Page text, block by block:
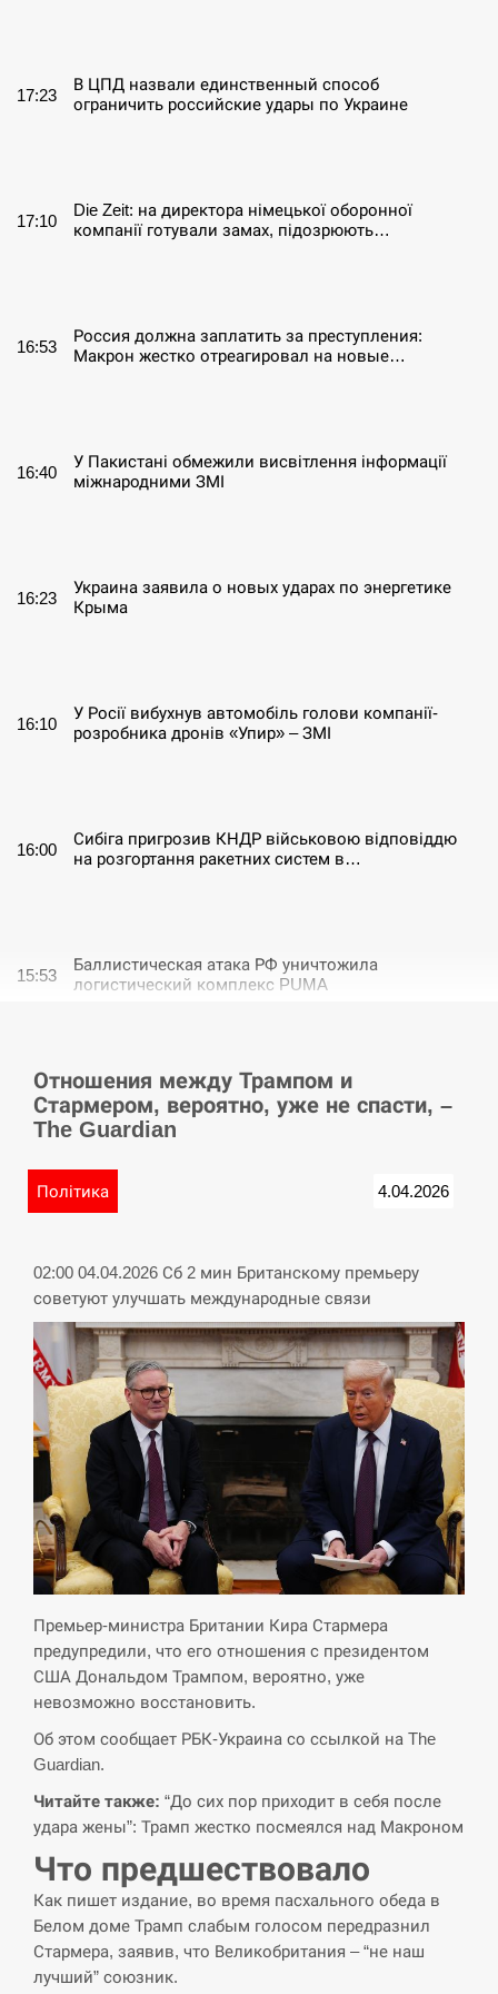
17:23
В ЦПД назвали единственный способ
ограничить российские удары по Украине
17:10
Die Zeit: на директора німецької оборонної
компанії готували замах, підозрюють…
16:53
Россия должна заплатить за преступления:
Макрон жестко отреагировал на новые…
16:40
У Пакистані обмежили висвітлення інформації
міжнародними ЗМІ
16:23
Украина заявила о новых ударах по энергетике
Крыма
16:10
У Росії вибухнув автомобіль голови компанії-
розробника дронів «Упир» – ЗМІ
16:00
Сибіга пригрозив КНДР військовою відповіддю
на розгортання ракетних систем в…
15:53
Баллистическая атака РФ уничтожила
логистический комплекс PUMA
15:40
У Німеччині удар блискавки розділив навпіл
місто в Баварії
Пытки военнообязанного на Закарпатье:
15:10
Іспанія попросила партнерів не критикувати
Марокко через міграційну кризу –…
СЕРПЕНЬ
15:00
РФ провела новий раунд таємних зустрічей з
Європою щодо війни…
СЕРПЕНЬ
Экс-послу в США Стефанишиной вручили новое
СЕРПЕНЬ
14:40
Reuters
СЕРПЕНЬ
14:23
хотя у партнеров они…
СЕРПЕНЬ
14:10
У Румунії затоплять чотири баржі для
Отношения между Трампом и
Стармером, вероятно, уже не спасти, –
The Guardian
Політика 4.04.2026
02:00 04.04.2026 Сб 2 мин Британскому премьеру
советуют улучшать международные связи
Премьер-министра Британии Кира Стармера
предупредили, что его отношения с президентом
США Дональдом Трампом, вероятно, уже
невозможно восстановить.
Об этом сообщает РБК-Украина со ссылкой на The
Guardian.
Читайте также: “До сих пор приходит в себя после
удара жены”: Трамп жестко посмеялся над Макроном
Что предшествовало
Как пишет издание, во время пасхального обеда в
Белом доме Трамп слабым голосом передразнил
Стармера, заявив, что Великобритания – “не наш
лучший” союзник.